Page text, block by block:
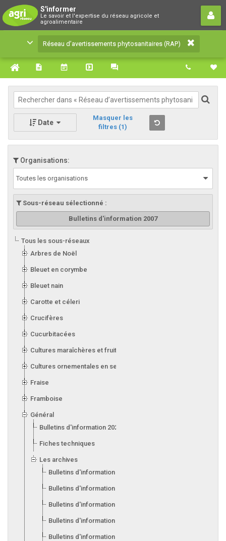
S'informer
Le savoir et l'expertise du réseau agricole et
agroalimentaire
Réseau d’avertissements
phytosanitaires (RAP)
Le savoir et l'expertise du réseau agricole et
agroalimentaire
Réseau d’avertissements phytosanitaires (RAP)
Date
Masquer les
filtres (1)
Organisations:
Toutes les organisations
Sous-réseau sélectionné :
Bulletins d'information 2007
Tous les sous-réseaux
Arbres de Noël
Bleuet en corymbe
Bleuet nain
Carotte et céleri
Crucifères
Cucurbitacées
Cultures maraîchères et fruitières en serre
Cultures ornementales en serre
Fraise
Framboise
Général
Bulletins d'information 2026
Fiches techniques
Les archives
Bulletins d'information 2025
Bulletins d'information 2024
Bulletins d'information 2023
Bulletins d'information 2022
Bulletins d'information 2021